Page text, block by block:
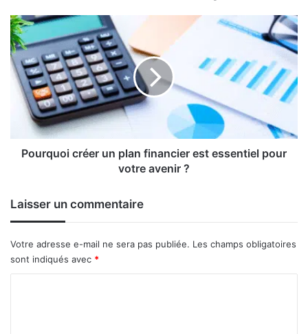
en
avantages
exclusifs
Pourquoi
créer
un
plan
financier
est
essentiel
pour
votre
avenir
Pourquoi créer un plan financier est essentiel pour
votre avenir ?
Laisser un commentaire
Votre adresse e-mail ne sera pas publiée. Les champs obligatoires
sont indiqués avec *